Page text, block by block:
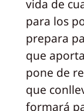
vida de
para los
prepara
que
pone de
que
formará